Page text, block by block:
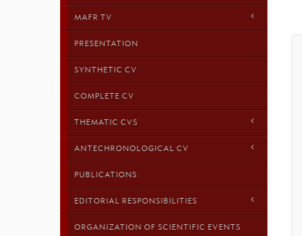
MAFR TV
PRESENTATION
SYNTHETIC CV
COMPLETE CV
THEMATIC CVS
ANTECHRONOLOGICAL CV
PUBLICATIONS
EDITORIAL RESPONSIBILITIES
ORGANIZATION OF SCIENTIFIC EVENTS